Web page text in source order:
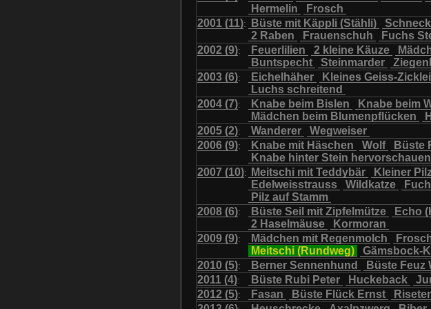
Uhu mit Jungen Waschbär
Hermelin
Frosch
2001 (11): Büste mit Käppli (Stähli)
2 Raben
Frauenschuh Fuchs
2002 (9): Feuerlilien 2 kleine Käuze
Buntspecht
Steinmarder
2003 (6): Eichelhäher Kleines Geiss-
Luchs schreitend
2004 (7): Knabe beim Bislen Knabe beim
Mädchen beim Blumenpflücken
2005 (2): Wanderer
Wegweiser
2006 (9): Knabe mit Häschen Wolf Büste
Knabe hinter Stein
2007 (10): Meitschi mit Teddybär Kleiner
Edelweisstrauss
Wildkatze
Pilz auf Stamm
2008 (6): Büste Seil mit Zipfelmütze Echo
2 Haselmäuse
Kormoran
2009 (9): Mädchen mit Regenmolch
Meitschi (Rundweg)
Gämsbock-
2010 (5): Berner Sennenhund Büste Feuz
2011 (4): Büste Rubi Peter Huckeback
2012 (5): Fasan Büste Flück Ernst